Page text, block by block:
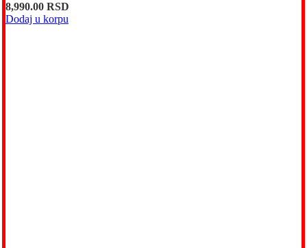
8,990.00 RSD
Dodaj u korpu